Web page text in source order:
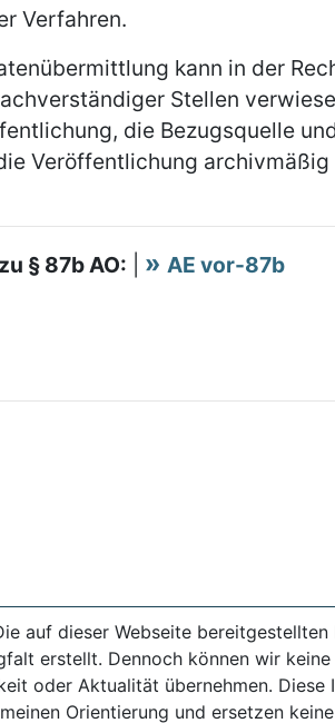
Verfahren.
kann in der
Stellen
die Bezugsquelle
Veröffentlichung
§ 87b AO:
AE vor-87b
auf dieser Webseite
erstellt. Dennoch können wir
oder Aktualität übernehmen. Diese
Orientierung und ersetzen